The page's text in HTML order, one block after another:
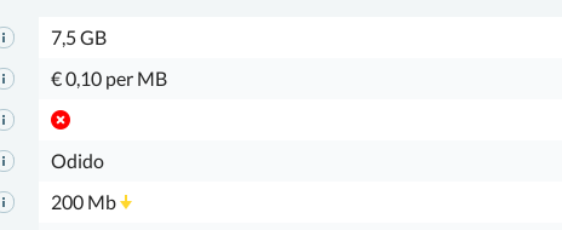
7,5 GB
€ 0,10 per MB
Odido
200 Mb